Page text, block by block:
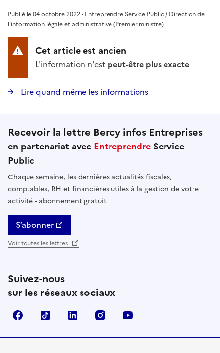
Publié le 04 octobre 2022 - Entreprendre Service Public / Direction de
l'information légale et administrative (Premier ministre)
Cet article est ancien
L'information n'est peut-être plus exacte
Lire quand même les informations
Recevoir la lettre Bercy infos Entreprises
en partenariat avec Entreprendre Service
Public
Chaque semaine, les dernières actualités fiscales,
comptables, RH et financières utiles à la gestion de votre
activité - abonnement gratuit
S’abonner
Voir toutes les lettres
Suivez-nous
sur les réseaux sociaux
FacebookTikTok Linkedin Instagram